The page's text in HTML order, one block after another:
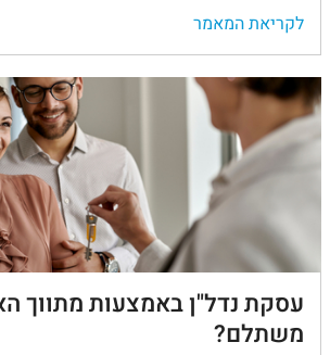
לקריאת המאמר
עסקת נדל"ן באמצעות מתווך
משתלם?